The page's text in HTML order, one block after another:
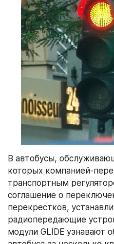
​В автобусы,
которых компанией-
транспортным
соглашение о
перекрестков,
радиопередающие
модули GLIDE узнавают